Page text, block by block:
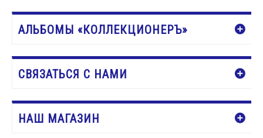
АЛЬБОМЫ «КОЛЛЕКЦИОНЕРЪ»
СВЯЗАТЬСЯ С НАМИ
НАШ МАГАЗИН